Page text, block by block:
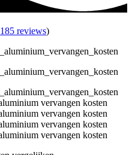
185 reviews)